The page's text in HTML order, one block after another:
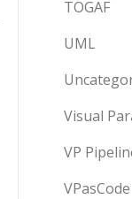
TOGAF
UML
Visual
VP
VPasCode